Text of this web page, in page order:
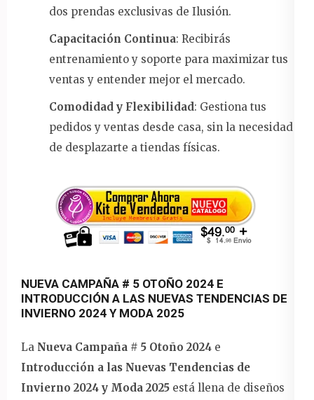
dos prendas exclusivas de Ilusión.
Capacitación Continua: Recibirás
entrenamiento y soporte para maximizar tus
ventas y entender mejor el mercado.
Comodidad y Flexibilidad: Gestiona tus
pedidos y ventas desde casa, sin la necesidad
de desplazarte a tiendas físicas.
NUEVA CAMPAÑA # 5 OTOÑO 2024 E
INTRODUCCIÓN A LAS NUEVAS TENDENCIAS DE
INVIERNO 2024 Y MODA 2025
La Nueva Campaña # 5 Otoño 2024 e
Introducción a las Nuevas Tendencias de
Invierno 2024 y Moda 2025 está llena de diseños